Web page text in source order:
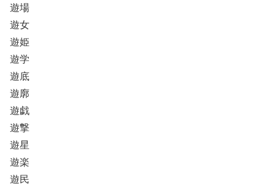
遊場
遊女
遊姫
遊学
遊底
遊廓
遊戯
遊撃
遊星
遊楽
遊民